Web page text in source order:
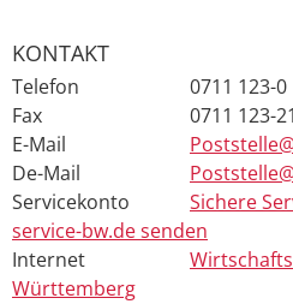
KONTAKT
Telefon
0711 123-0
Fax
0711 123-
E-Mail
De-Mail
Servicekonto
Sichere
service-bw.de senden
Internet
Württemberg